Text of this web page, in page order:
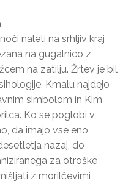
naleti na srhljiv kraj
na gugalnico z
na zatilju. Žrtev je bil
Kmalu najdejo
simbolom in Kim
Ko se poglobi v
da imajo vse eno
nazaj, do
za otroške
z morilčevimi